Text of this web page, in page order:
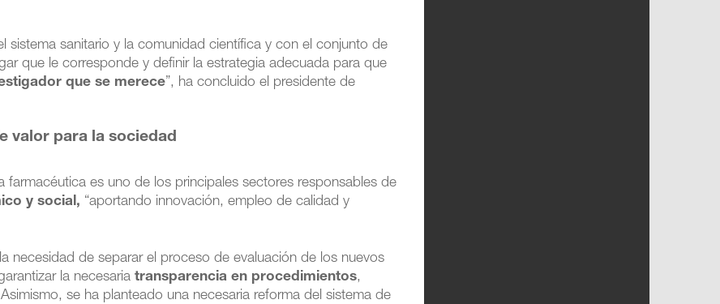
sistema sanitario y la comunidad científica y con el conjunto de
que le corresponde y definir la estrategia adecuada para que
que se merece”, ha concluido el presidente de
valor para la sociedad
farmacéutica es uno de los principales sectores responsables de
y social, “aportando innovación, empleo de calidad y
necesidad de separar el proceso de evaluación de los nuevos
la necesariatransparencia en procedimientos,
se ha planteado una necesaria reforma del sistema de